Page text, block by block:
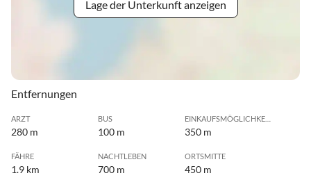
Lage der Unterkunft anzeigen
Entfernungen
ARZT
280 m
BUS
100 m
EINKAUFSMÖGLICHKEIT
350 m
FÄHRE
1.9 km
NACHTLEBEN
700 m
ORTSMITTE
450 m